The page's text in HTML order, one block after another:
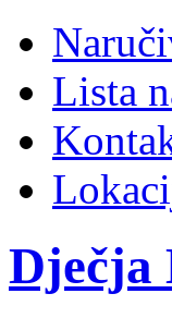
Lista
Dječja